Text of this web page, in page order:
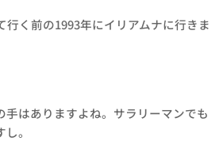
行く前の1993年にイリアムナに行きま
はありますよね。サラリーマンでも
。